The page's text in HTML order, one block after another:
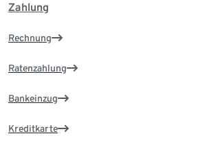
Zahlung
Rechnung
Ratenzahlung
Bankeinzug
Kreditkarte